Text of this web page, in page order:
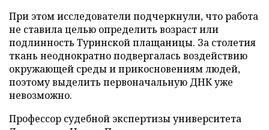
При этом исследователи подчеркнули, что работа
не ставила целью определить возраст или
подлинность Туринской плащаницы. За столетия
ткань неоднократно подвергалась воздействию
окружающей среды и прикосновениям людей,
поэтому выделить первоначальную ДНК уже
невозможно.
Профессор судебной экспертизы университета